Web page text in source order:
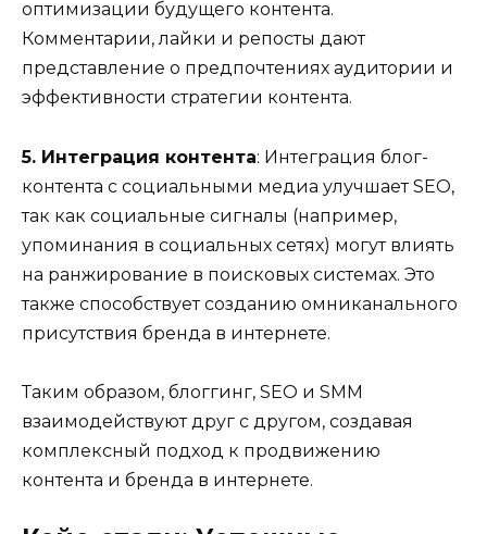
оптимизации будущего контента.
Комментарии, лайки и репосты дают
представление о предпочтениях аудитории и
эффективности стратегии контента.
5. Интеграция контента: Интеграция блог-
контента с социальными медиа улучшает SEO,
так как социальные сигналы (например,
упоминания в социальных сетях) могут влиять
на ранжирование в поисковых системах. Это
также способствует созданию омниканального
присутствия бренда в интернете.
Таким образом, блоггинг, SEO и SMM
взаимодействуют друг с другом, создавая
комплексный подход к продвижению
контента и бренда в интернете.